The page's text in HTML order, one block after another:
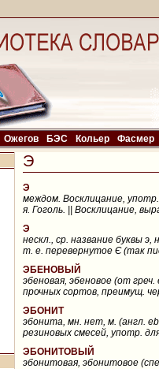
Ожегов БЭС Кольер Фасмер
Э
Э
междом. Восклицание,
я. Гоголь. || Восклицание,
Э
нескл., ср. название буквы
т. е. перевернутое Є (так
ЭБЕНОВЫЙ
эбеновая, эбеновое (от
прочных сортов, преимущ.
ЭБОНИТ
эбонита, мн. нет, м. (англ.
резиновых смесей, употр.
ЭБОНИТОВЫЙ
эбонитовая, эбонитовое